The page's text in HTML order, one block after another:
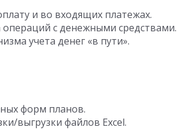
и во входящих платежах.
с денежными средствами.
учета денег «в пути».
форм планов.
выгрузки файлов Excel.